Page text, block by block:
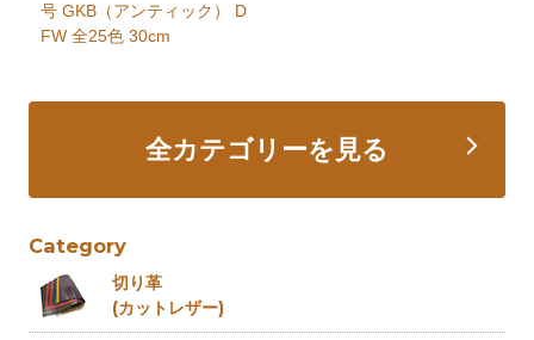
号 GKB（アンティック） D
FW 全25色 30cm
全カテゴリーを見る
Category
切り革
(カットレザー)